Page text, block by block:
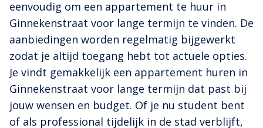
eenvoudig om een appartement te huur in
Ginnekenstraat voor lange termijn te vinden. De
aanbiedingen worden regelmatig bijgewerkt
zodat je altijd toegang hebt tot actuele opties.
Je vindt gemakkelijk een appartement huren in
Ginnekenstraat voor lange termijn dat past bij
jouw wensen en budget. Of je nu student bent
of als professional tijdelijk in de stad verblijft,